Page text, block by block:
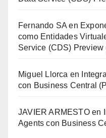
Fernando SA en
como Entidades
Service (CDS) Preview
Miguel Llorca en
con Business Central
JAVIER ARMESTOen
Agents con Business